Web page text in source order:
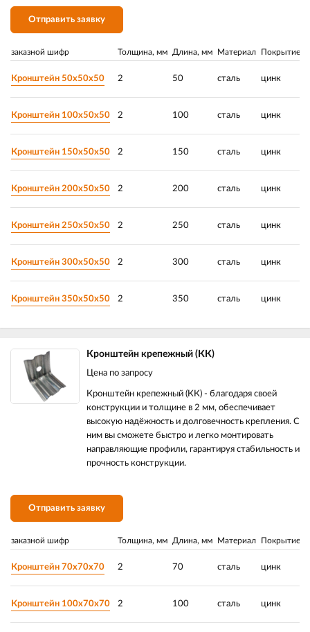
Отправить заявку
заказной шифр Толщина, мм Длина, мм Материал Покрытие
Кронштейн 50х50х50 2 50 сталь цинк
Кронштейн 100х50х50 2 100 сталь цинк
Кронштейн 150х50х50 2 150 сталь цинк
Кронштейн 200х50х50 2 200 сталь цинк
Кронштейн 250х50х50 2 250 сталь цинк
Кронштейн 300х50х50 2 300 сталь цинк
Кронштейн 350х50х50 2 350 сталь цинк
Кронштейн крепежный (КК)
Цена по запросу
Кронштейн крепежный (КК) - благодаря своей
конструкции и толщине в 2 мм, обеспечивает
высокую надёжность и долговечность крепления. С
ним вы сможете быстро и легко монтировать
направляющие профили, гарантируя стабильность и
прочность конструкции.
Отправить заявку
заказной шифр Толщина, мм Длина, мм Материал Покрытие
Кронштейн 70х70х70 2 70 сталь цинк
Кронштейн 100х70х70 2 100 сталь цинк